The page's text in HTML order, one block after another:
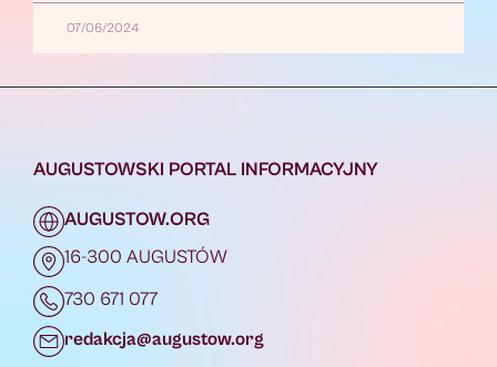
07/06/2024
AUGUSTOWSKI PORTAL INFORMACYJNY
AUGUSTOW.ORG
16-300 AUGUSTÓW
730 671 077
redakcja@augustow.org